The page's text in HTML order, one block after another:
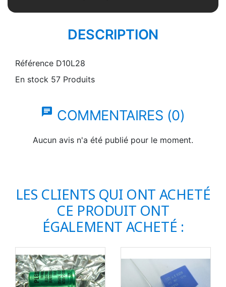
DESCRIPTION
Référence D10L28
En stock 57 Produits
chat COMMENTAIRES (0)
Aucun avis n'a été publié pour le moment.
LES CLIENTS QUI ONT ACHETÉ
CE PRODUIT ONT
ÉGALEMENT ACHETÉ :